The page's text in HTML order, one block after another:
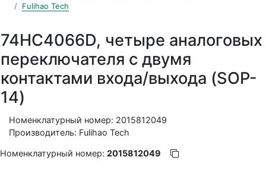
Fulihao Tech
74HC4066D, четыре аналоговых
переключателя с двумя
контактами входа/выхода (SOP-
14)
Номенклатурный номер: 2015812049
Производитель: Fulihao Tech
Номенклатурный номер: 2015812049